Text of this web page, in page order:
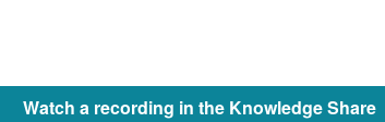
Watch a recording in the Knowledge Share